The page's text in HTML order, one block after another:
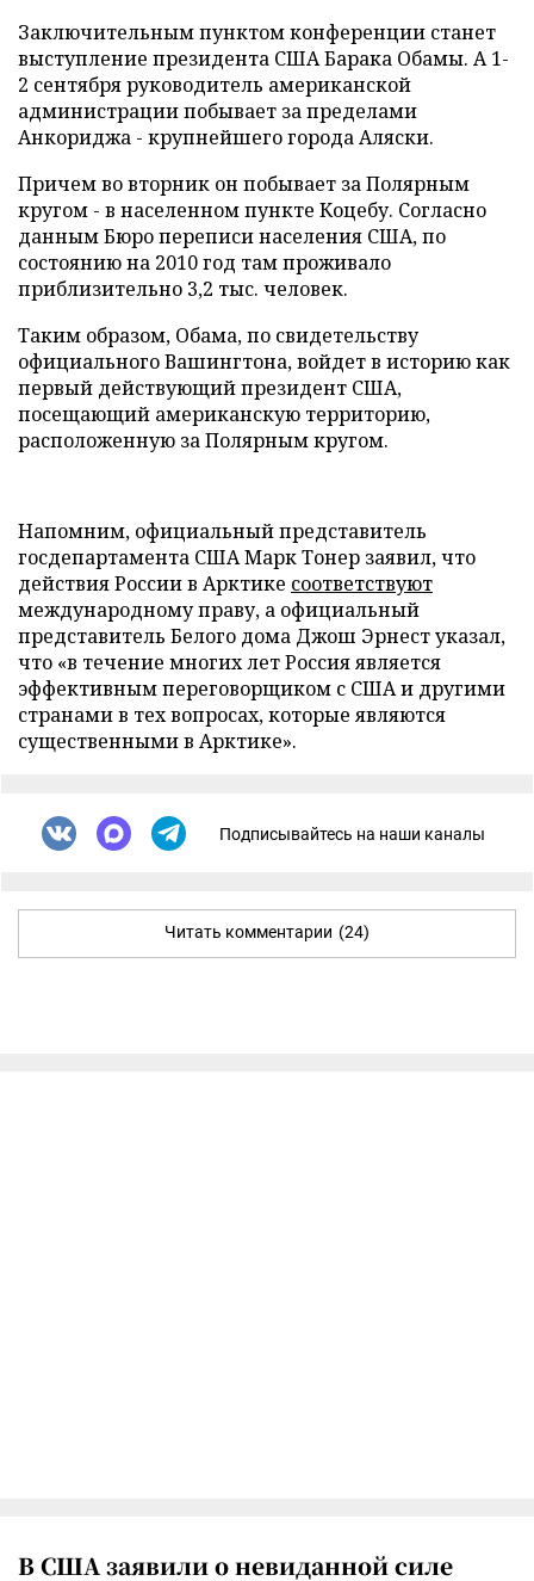
Заключительным пунктом конференции станет
выступление президента США Барака Обамы. А 1-
2 сентября руководитель американской
администрации побывает за пределами
Анкориджа - крупнейшего города Аляски.
Причем во вторник он побывает за Полярным
кругом - в населенном пункте Коцебу. Согласно
данным Бюро переписи населения США, по
состоянию на 2010 год там проживало
приблизительно 3,2 тыс. человек.
Таким образом, Обама, по свидетельству
официального Вашингтона, войдет в историю как
первый действующий президент США,
посещающий американскую территорию,
расположенную за Полярным кругом.
Напомним, официальный представитель
госдепартамента США Марк Тонер заявил, что
действия России в Арктике соответствуют
международному праву, а официальный
представитель Белого дома Джош Эрнест указал,
что «в течение многих лет Россия является
эффективным переговорщиком с США и другими
странами в тех вопросах, которые являются
существенными в Арктике».
Подписывайтесь на наши каналы
Читать комментарии (24)
В США заявили о невиданной силе